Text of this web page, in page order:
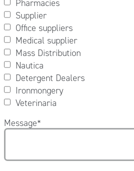
Pharmacies
Supplier
Office suppliers
Medical supplier
Mass Distribution
Nautica
Detergent Dealers
Ironmongery
Veterinaria
Message*